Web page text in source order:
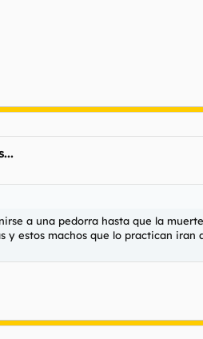
a una pedorra hasta que la
y estos machos que lo practican